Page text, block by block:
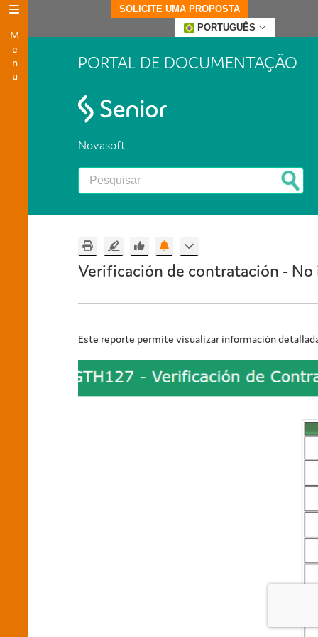
Menu
SOLICITE UMA PROPOSTA
PORTUGUÊS
PORTAL DE DOCUMENTAÇÃO
Novasoft
Verificación de contratación -
Este reporte permite visualizar información